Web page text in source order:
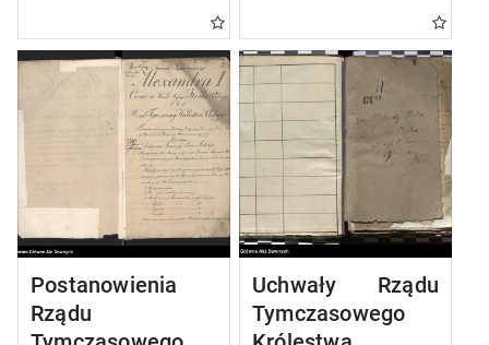
Postanowienia
Rządu
Uchwały Rządu
Tymczasowego